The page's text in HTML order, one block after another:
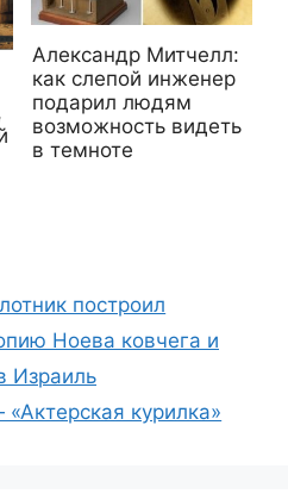
Александр Митчелл:
как слепой инженер
подарил людям
возможность видеть
в темноте
построил
Ноева ковчега и
Израиль
курилка»